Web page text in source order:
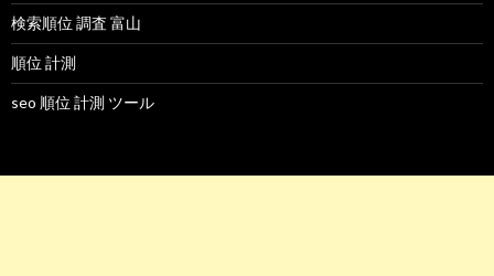
検索順位 調査 富山
順位 計測
seo 順位 計測 ツール